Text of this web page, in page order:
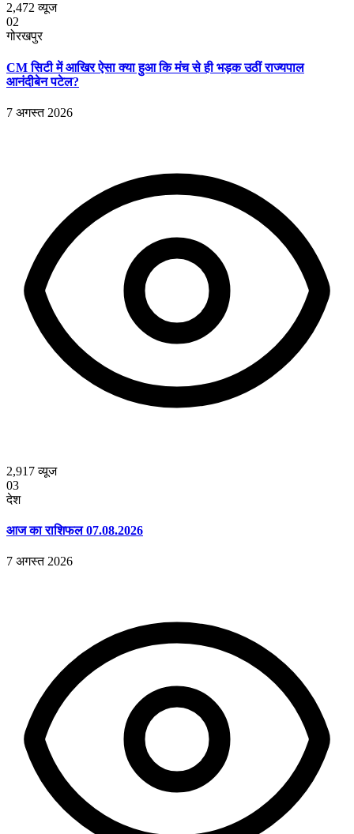
2,472 व्यूज
02
गोरखपुर
CM सिटी में आखिर ऐसा क्या हुआ कि मंच से ही भड़क उठीं राज्यपाल
आनंदीबेन पटेल?
7 अगस्त 2026
2,917व्यूज
03
देश
आज का राशिफल 07.08.2026
7 अगस्त 2026